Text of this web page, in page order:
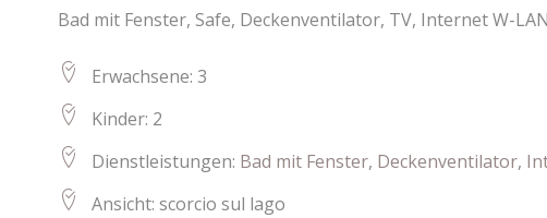
Bad mit Fenster, Safe, Deckenventilator, TV, Internet W-
Erwachsene: 3
Kinder: 2
Dienstleistungen: Bad mit Fenster, Deckenventilator,
Ansicht: scorcio sul lago